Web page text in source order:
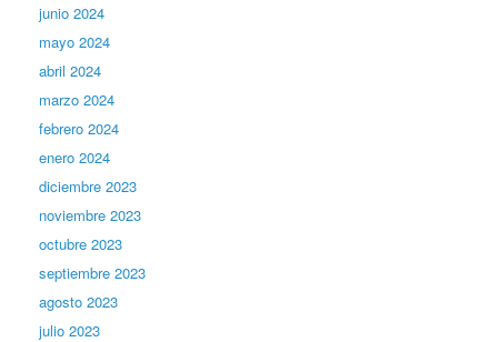
junio 2024
mayo 2024
abril 2024
marzo 2024
febrero 2024
enero 2024
diciembre 2023
noviembre 2023
octubre 2023
septiembre 2023
agosto 2023
julio 2023